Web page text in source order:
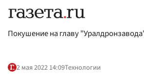
Покушение на главу
2 мая 2022 14:09Технологии